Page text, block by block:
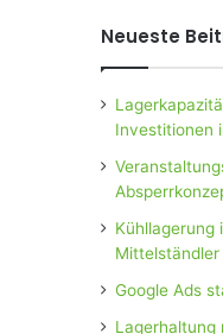
Neueste
Investitionen
Kühllagerung
Mittelständler
Google Ads
Lagerhaltung